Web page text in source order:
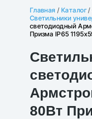
Главная /Каталог/
Светильники
светодиодный
Призма IP65
80Вт